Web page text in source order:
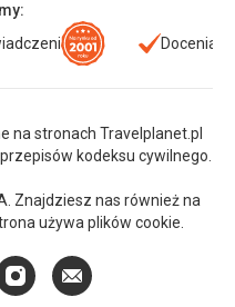
Doceniani
na stronach Travelplanet.pl
kodeksu cywilnego.
Znajdziesz nas również na
używa plików cookie.
Instagram
E-